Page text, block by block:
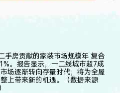
手房贡献的家装市场规模年 复合
。报告显示，一二线城市超7成
场逐渐转向存量时代，将为全屋
上带来新的机遇。（数据来源